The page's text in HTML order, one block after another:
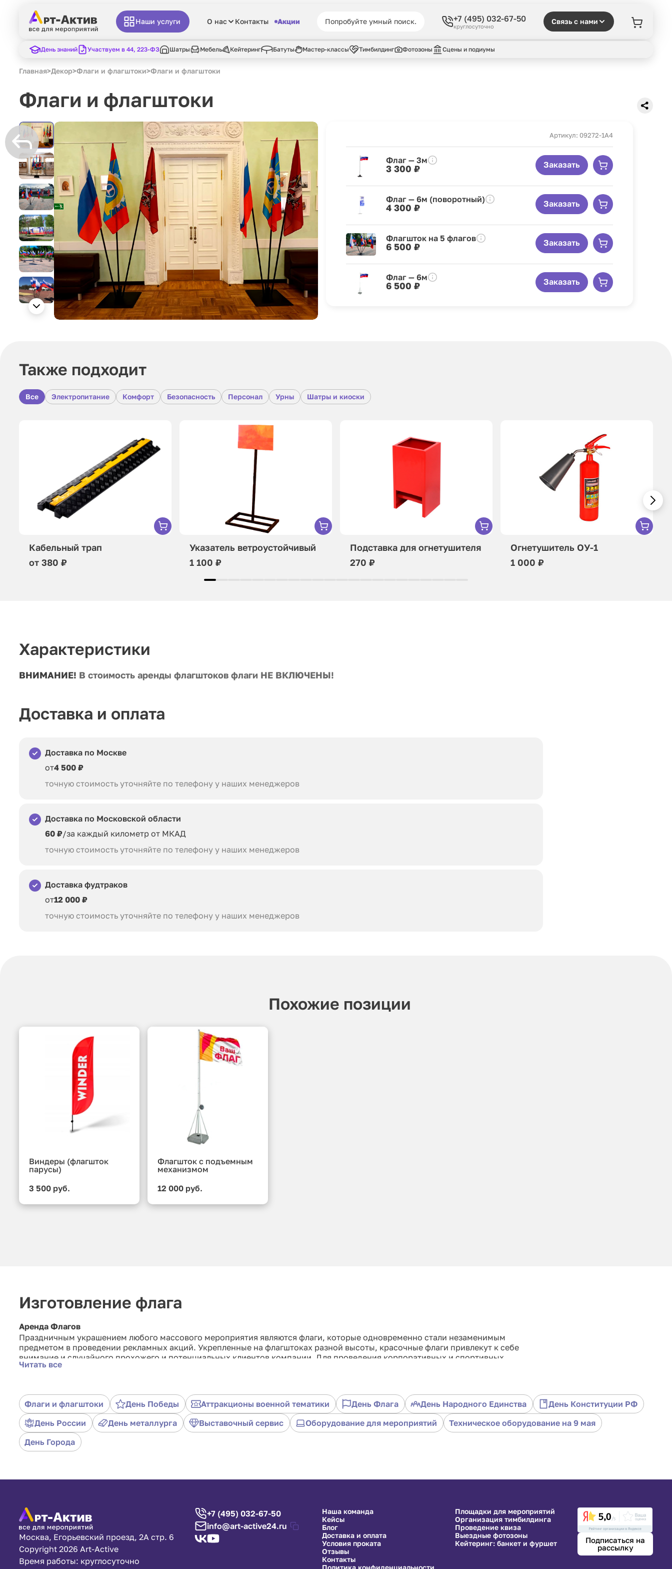
Наши услуги О нас Контакты Акции +7 (495) 032-67-50
круглосуточно
Связь с нами
День знаний Участвуем в 44, 223-ФЗ Шатры Мебель Кейтеринг Батуты Мастер-классы Тимбилдинг Фотозоны Сцены и подиумы
Главная>Декор>Флаги и флагштоки>Флаги и флагштоки
Флаги и флагштоки
Артикул: 09272-1A4
Флаг — 3м
3 300 ₽ Заказать
Флаг — 6м (поворотный)
4 300 ₽ Заказать
Флагшток на 5 флагов
6 500 ₽ Заказать
Флаг — 6м
6 500 ₽ Заказать
Также подходит
Все Электропитание Комфорт Безопасность Персонал Урны Шатры и киоски
Кабельный трап
от 380 ₽
Указатель ветроустойчивый
1 100 ₽
Подставка для огнетушителя
270 ₽
Огнетушитель ОУ-1
1 000 ₽
Характеристики
ВНИМАНИЕ! В стоимость аренды флагштоков флаги НЕ ВКЛЮЧЕНЫ!
Доставка и оплата
Доставка по Москве
от4 500 ₽
точную стоимость уточняйте по телефону у наших менеджеров
Доставка по Московской области
60 ₽/за каждый километр от МКАД
точную стоимость уточняйте по телефону у наших менеджеров
Доставка фудтраков
от12 000 ₽
точную стоимость уточняйте по телефону у наших менеджеров
Похожие позиции
Виндеры (флагшток
парусы)
3 500 руб.
Флагшток с подъемным
механизмом
12 000 руб.
Изготовление флага
Аренда Флагов
Праздничным украшением любого массового мероприятия являются флаги, которые одновременно стали незаменимым
предметом в проведении рекламных акций. Укрепленные на флагштоках разной высоты, красочные флаги привлекут к себе
внимание и случайного прохожего и потенциальных клиентов компании. Для проведения корпоративных и спортивных
мероприятий их необязательно специально изготавливать.
Шёлк полиэфирный (полиэстер, таффета) — искусственного происхождения. Один из самых популярных материалов, его
используют, в том числе и в легкой промышленности. Свойства: пожаробезопасность, сохранение формы, низкая
гигроскопичность, жёсткость, способность не выгорать на солнце, обладает термостойкостью.
Полиэфир плотностью 55 г/кв.м. используется для изготовления флагов уличных, флагов офисных, плакатов, транспарантов,
платков и других изделий из ткани.
Читать все
Флаги и флагштоки День Победы Аттракционы военной тематики День Флага День Народного Единства
День Конституции РФ
День России
День металлурга Выставочный сервис Оборудование для мероприятий
Техническое оборудование на 9 мая
День Города
Москва, Егорьевский проезд, 2А стр. 6
Copyright 2026 Art-Active
Время работы: круглосуточно
+7 (495) 032-67-50
info@art-active24.ru
Наша команда
Кейсы
Блог
Доставка и оплата
Условия проката
Отзывы
Контакты
Политика конфиденциальности
Площадки для мероприятий
Организация тимбилдинга
Проведение квиза
Выездные фотозоны
Кейтеринг: банкет и фуршет
Подписаться на
рассылку